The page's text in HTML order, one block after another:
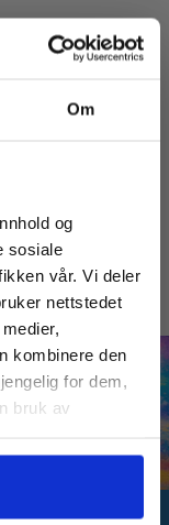
Om
og
sosiale
vår. Vi deler
nettstedet
kombinere den
for dem,
bruk av
og motta
fra